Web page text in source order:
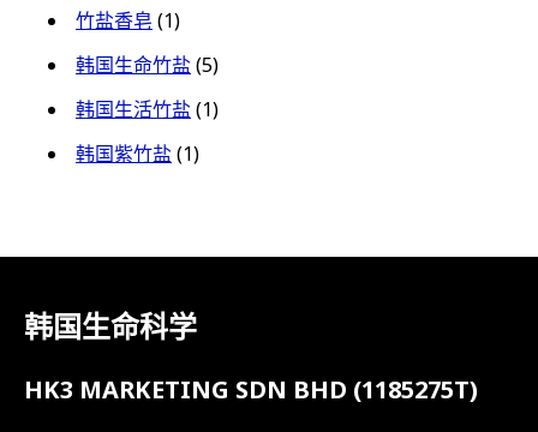
竹盐香皂 (1)
韩国生命竹盐(5)
韩国生活竹盐(1)
韩国紫竹盐(1)
韩国生命科学
HK3 MARKETING SDN BHD (1185275T)